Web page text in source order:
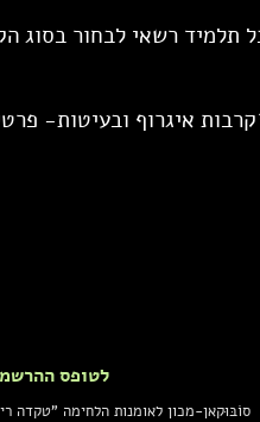
תלמיד רשאי לבחור בסוג
איגרוף ובעיטות-
לטופס
סוֹבּוּקאן-מכון לאומנות הלחימה "טקדה ריו" • טל. 052-